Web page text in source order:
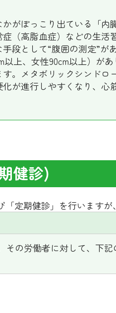
がぽっこり出ている「
（高脂血症）などの生
段として“腹囲の測定”が
上、女性90cm以上）が
。メタボリックシンド
が進行しやすくなり、
健診)
定期健診」を行いますが
の労働者に対して、下